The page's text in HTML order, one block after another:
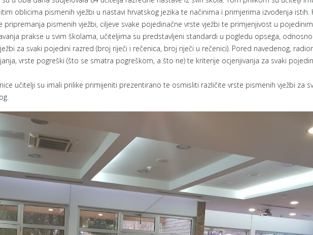
oblicima pismenih vježbi u nastavi hrvatskog jezika te načinima i primjerima izvođenja istih.
pripremanja pismenih vježbi, ciljeve svake pojedinačne vrste vježbi te primjenjivost u pojedinim
prakse u svim školama, učiteljima su predstavljeni standardi u pogledu opsega, odnosno
za svaki pojedini razred (broj riječi i rečenica, broj riječi u rečenici). Pored navedenog,
vrste pogreški (što se smatra pogreškom, a što ne) te kriterije ocjenjivanja za svaki
učitelji su imali prilike primijeniti prezentirano te osmisliti različite vrste pismenih vježbi za